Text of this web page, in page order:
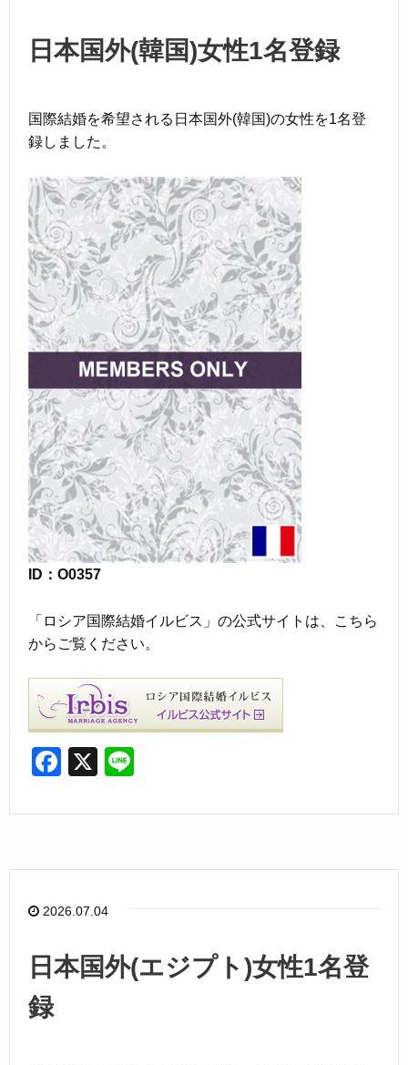
k
日本国外(韓国)女性1名登録
国際結婚を希望される日本国外(韓国)の女性を1名登
録しました。
ID：O0357
「ロシア国際結婚イルビス」の公式サイトは、こちら
からご覧ください。
F
c
b
o
k
X
e
2026.07.04
日本国外(エジプト)女性1名登
録